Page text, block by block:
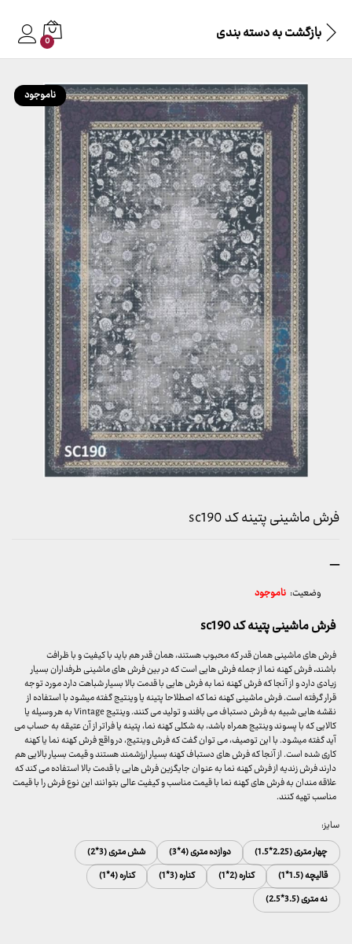
بازگشت بهدسته بندی 0
ناموجود
فرش ماشینی پتینه کد sc190
–محدوده
قیمت:
3,899,000 تومان
تا
29,999,000 تومان
وضعیت: ناموجود
فرش ماشینی پتینه کد sc190
فرش های ماشینی همان قدر که محبوب هستند، همان قدر هم باید با کیفیت و با ظرافت
باشند.فرش کهنه نما از جمله فرش هایی است که در بین فرش های ماشینی طرفداران بسیار
زیادی دارد و از آنجا که فرش کهنه نما به فرش هایی با قدمت بالا بسیار شباهت دارد مورد توجه
قرار گرفته است. فرش ماشینی کهنه نما که اصطلاحا پتینه یا وینتیج گفته میشود با استفاده از
نقشه هایی شبیه به فرش دستباف می بافند و تولید می کنند. وینتیج Vintage به هر وسیله یا
کالایی که با پسوند وینتیج همراه باشد، به شکلی کهنه نما، پتینه یا فراتر از آن عتیقه به حساب می
‌آید گفته میشود. با این توصیف، می ‌توان گفت که فرش وینتیج، در واقع فرش کهنه نما یا کهنه
کاری شده است. از آنجا که فرش های دستباف کهنه بسیار ارزشمند هستند و قیمت بسیار بالایی هم
دارند فرش زندیه از فرش کهنه نما به عنوان جایگزین فرش هایی با قدمت بالا استفاده می کند که
علاقه مندان به فرش های کهنه نما با قیمت مناسب و کیفیت عالی بتوانند این نوع فرش را با قیمت
مناسب تهیه کنند.
سایز:
چهار متری (2.25*1.5)
دوازده متری (4*3)
شش متری (3*2)
قالیچه (1.5*1)
کناره (2*1) کناره (3*1)
کناره (4*1)
نه متری (3.5*2.5)